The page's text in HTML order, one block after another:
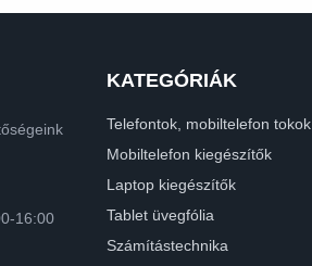
16:00
KATEGÓRIÁK
Telefontok, mobiltelefon tokok
Mobiltelefon kiegészítők
Laptop kiegészítők
Tablet üvegfólia
Számítástechnika